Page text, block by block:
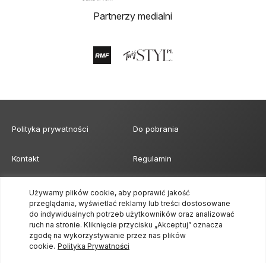
Używamy plików cookie, aby poprawić jakość
przeglądania, wyświetlać reklamy lub treści dostosowane
do indywidualnych potrzeb użytkowników oraz analizować
ruch na stronie. Kliknięcie przycisku „Akceptuj” oznacza
zgodę na wykorzystywanie przez nas plików
cookie. Polityka Prywatności
Partnerzy medialni
Polityka prywatności Do pobrania
Kontakt Regulamin
Klauzula obowiązku
informacyjnego
Formularz akredytacji mediów